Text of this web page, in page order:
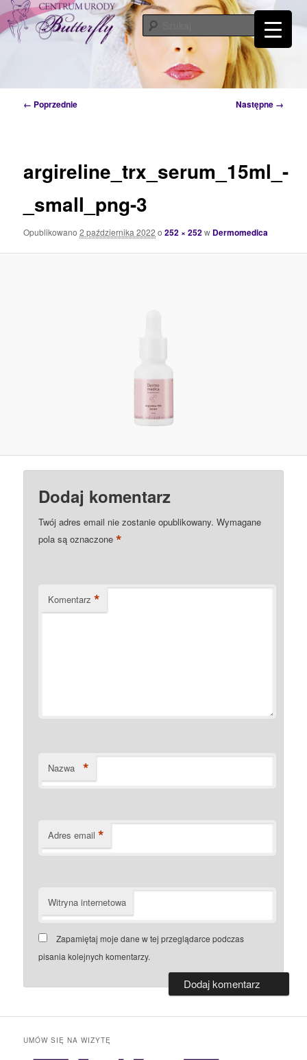
Przeskocz
do
tekstu
Centrum Urody Butterfly – Katowice
Tylko od Ciebie zależy kiedy zaczniesz o siebie dbać. Przyjdź a my Ci w tym
pomożemy…
Nawigacja
← Poprzednie Następne →
argireline_trx_serum_15ml_-
_small_png-3
Opublikowano2 października 2022 o252 × 252w Dermomedica
Dodaj komentarz
Twój adres email nie zostanie opublikowany. Wymagane
pola są oznaczone*
Komentarz *
Nazwa *
Adres email *
Witryna internetowa
Zapamiętaj moje dane w tej przeglądarce podczas
pisania kolejnych komentarzy.
UMÓW SIĘ NA WIZYTĘ